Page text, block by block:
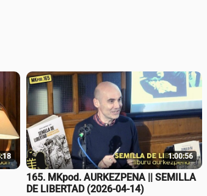
1:00:56
165. MKpod. AURKEZPENA || SEMILLA
DE LIBERTAD (2026-04-14)